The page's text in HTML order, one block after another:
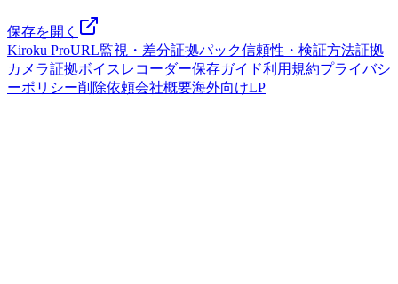
保存を開く
Kiroku ProURL監視・差分証拠パック信頼性・検証方法証拠
カメラ証拠ボイスレコーダー保存ガイド利用規約プライバシ
ーポリシー削除依頼会社概要海外向けLP